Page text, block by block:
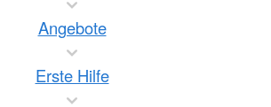
Angebote
Erste Hilfe